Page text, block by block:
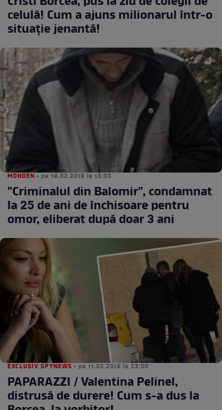
celulă! Cum a ajuns milionarul într-o
situaţie jenantă!
MONDEN • pe 19.02.2019 la 13:35
"Criminalul din Balomir", condamnat
la 25 de ani de închisoare pentru
omor, eliberat după doar 3 ani
EXCLUSIV SPYNEWS • pe 11.02.2019 la 23:50
PAPARAZZI / Valentina Pelinel,
distrusă de durere! Cum s-a dus la